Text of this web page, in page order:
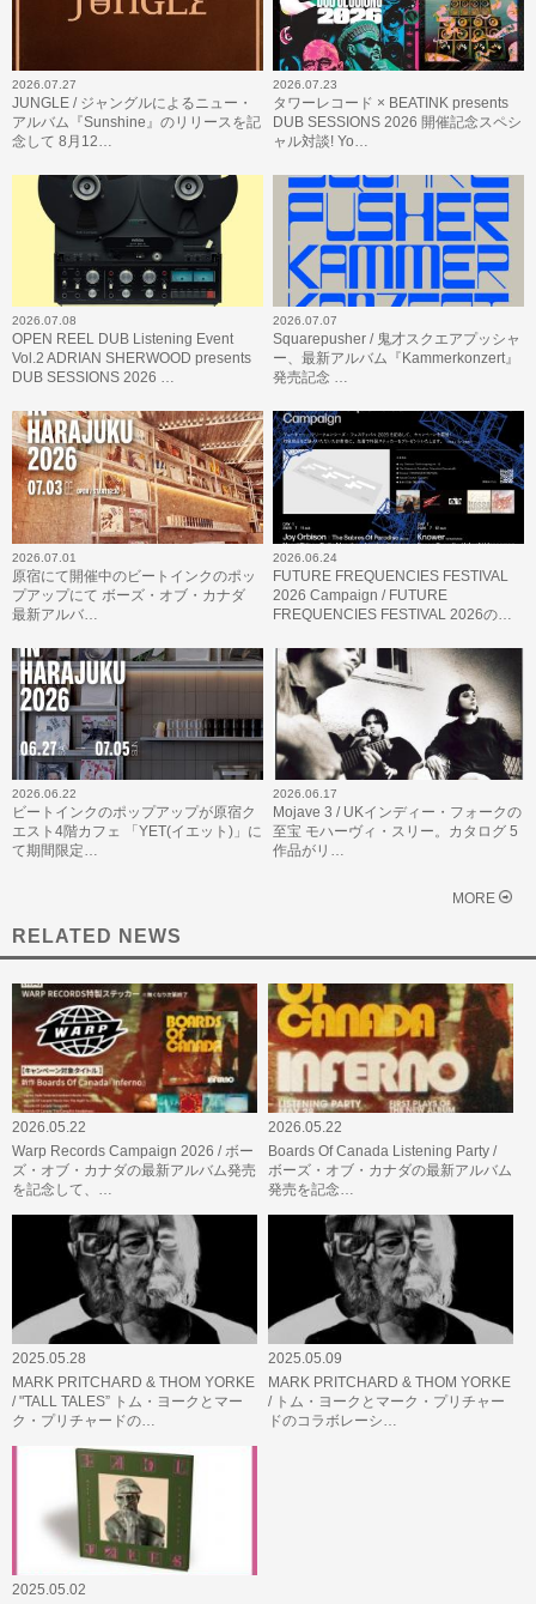
2026.07.27
JUNGLE / ジャングルによるニュー・
アルバム『Sunshine』のリリースを記
念して 8月12…
2026.07.23
タワーレコード × BEATINK presents
DUB SESSIONS 2026 開催記念スペシ
ャル対談! Yo…
2026.07.08
OPEN REEL DUB Listening Event
Vol.2 ADRIAN SHERWOOD presents
DUB SESSIONS 2026 …
2026.07.07
Squarepusher / 鬼才スクエアプッシャ
ー、最新アルバム『Kammerkonzert』
発売記念 …
2026.07.01
原宿にて開催中のビートインクのポッ
プアップにて ボーズ・オブ・カナダ
最新アルバ…
2026.06.24
FUTURE FREQUENCIES FESTIVAL
2026 Campaign / FUTURE
FREQUENCIES FESTIVAL 2026の…
2026.06.22
ビートインクのポップアップが原宿ク
エスト4階カフェ 「YET(イエット)」に
て期間限定…
2026.06.17
Mojave 3 / UKインディー・フォークの
至宝 モハーヴィ・スリー。カタログ 5
作品がリ…
MORE
RELATED NEWS
2026.05.22
Warp Records Campaign 2026 / ボー
ズ・オブ・カナダの最新アルバム発売
を記念して、…
2026.05.22
Boards Of Canada Listening Party /
ボーズ・オブ・カナダの最新アルバム
発売を記念…
2025.05.28
MARK PRITCHARD & THOM YORKE
/ "TALL TALES” トム・ヨークとマー
ク・プリチャードの…
2025.05.09
MARK PRITCHARD & THOM YORKE
/ トム・ヨークとマーク・プリチャー
ドのコラボレーシ…
2025.05.02